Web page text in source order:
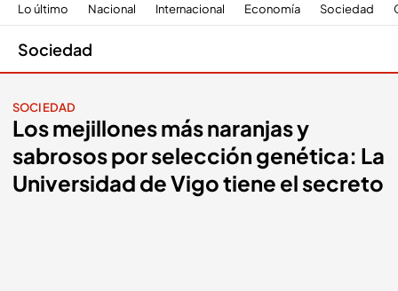
Lo último Nacional Internacional Economía Sociedad
Sociedad
SOCIEDAD
Los mejillones más naranjas y
sabrosos por selección genética: La
Universidad de Vigo tiene el secreto